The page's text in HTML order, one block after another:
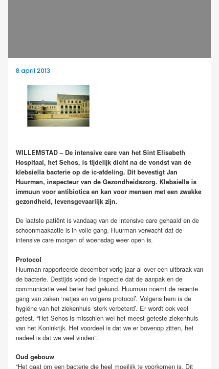
8 april 2013
WILLEMSTAD – De intensive care van het Sint Elisabeth
Hospitaal, het Sehos, is tijdelijk dicht na de vondst van de
klebsiella bacterie op de ic-afdeling. Dit bevestigt Jan
Huurman, inspecteur van de Gezondheidszorg. Klebsiella is
immuun voor antibiotica en kan voor mensen met een zwakke
gezondheid, levensgevaarlijk zijn.
De laatste patiënt is vandaag van de intensive care gehaald en de
schoonmaakactie is in volle gang. Huurman verwacht dat de
intensive care morgen of woensdag weer open is.
Protocol
Huurman rapporteerde december vorig jaar al over een uitbraak van
de bacterie. Destijds vond de Inspectie dat de aanpak en de
communicatie veel beter had gekund. Huurman noemt de recente
gang van zaken ‘netjes en volgens protocol’. Volgens hem is de
hygiëne van het ziekenhuis ‘sterk verbeterd’. Er wordt ook veel
getest. “Het Sehos is misschien wel het meest geteste ziekenhuis
van het Koninkrijk. Het voordeel is dat we er bovenop zitten, het
nadeel is dat we veel vinden”.
Oud gebouw
“Het gaat om een bacterie die heel moeilijk te voorkomen is. Dit